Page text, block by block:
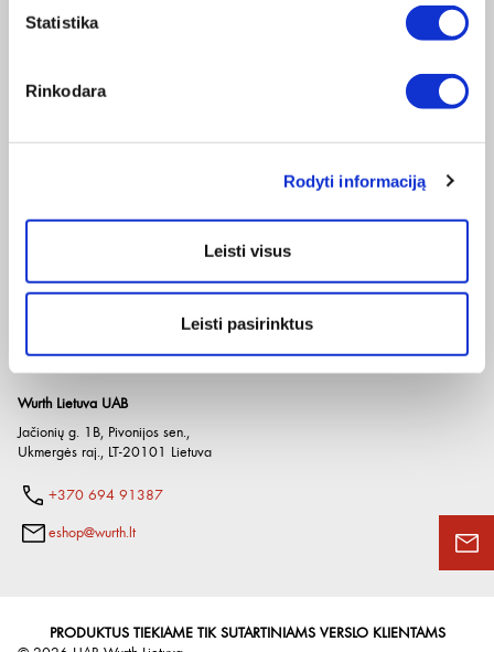
Statistika
Rinkodara
Rodyti informaciją
Leisti visus
Leisti pasirinktus
Wurth Lietuva UAB
Jačionių g. 1B, Pivonijos sen.,
Ukmergės raj., LT-20101 Lietuva
+370 694 91387
eshop@wurth.lt
Apie mus
Karjera
Kontaktai
Pirkimo internetu sąlygos
Privatumo politika
Spėlionė
Naudinga
Prekių katalogai
Apie duomenų naudojimą, gavėjus ir saugumo politiką skaitykite čia.
PRODUKTUS TIEKIAME TIK SUTARTINIAMS VERSLO KLIENTAMS